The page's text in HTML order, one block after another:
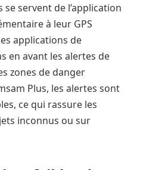
servent de l’application
à leur GPS
applications de
en avant les alertes de
zones de danger
Plus, les alertes sont
ce qui rassure les
inconnus ou sur